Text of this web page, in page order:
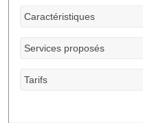
Caractéristiques
Services proposés
Tarifs